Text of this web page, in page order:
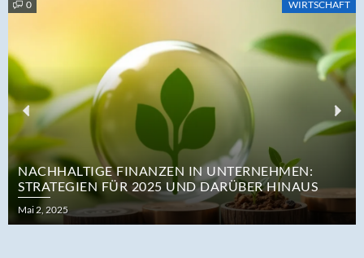
0 WIRTSCHAFT
NACHHALTIGE FINANZEN IN UNTERNEHMEN:
STRATEGIEN FÜR 2025 UND DARÜBER HINAUS
Posted
on
Mai 2, 2025
Previous